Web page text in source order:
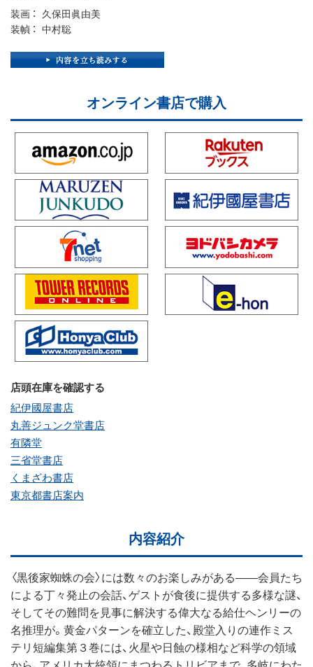
装画
久保田眞由美
装幀
中村聡
オンライン書店で購入
店頭在庫を確認する
紀伊國屋書店
丸善ジュンク堂書店
有隣堂
三省堂書店
くまざわ書店
東京都書店案内
内容紹介
〈黒後家蜘蛛の会〉には数々のお楽しみがある――会員たち
による丁々発止の会話、ゲストが食後に提供する多様な謎、
そしてその難問を見事に解決する偉大なる給仕ヘンリーの
名推理が。黄金パターンを確立した、殿堂入りの連作ミス
テリ短編集第３巻には、火星や日蝕の様相など科学の領域